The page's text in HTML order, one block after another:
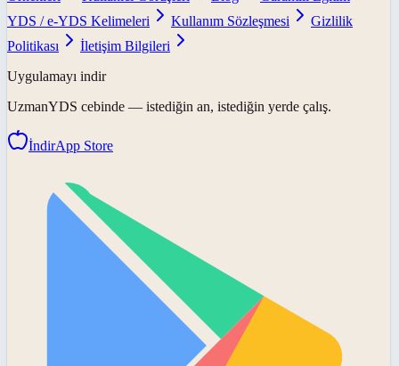
YDS / e-YDS Kelimeleri
Kullanım Sözleşmesi
Gizlilik
Politikası
İletişim Bilgileri
Uygulamayı indir
UzmanYDS cebinde — istediğin an, istediğin yerde çalış.
İndirApp Store